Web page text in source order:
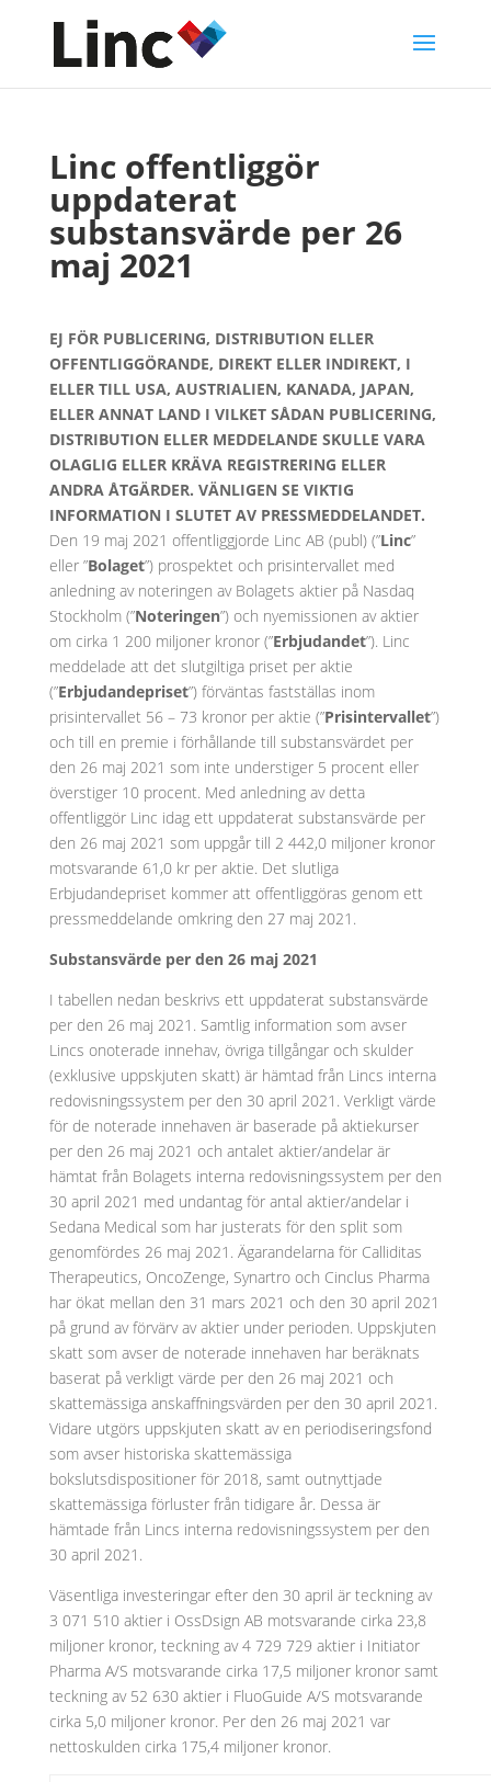
Linc offentliggör
uppdaterat
substansvärde per 26
maj 2021
EJ FÖR PUBLICERING, DISTRIBUTION ELLER
OFFENTLIGGÖRANDE, DIREKT ELLER INDIREKT, I
ELLER TILL USA, AUSTRIALIEN, KANADA, JAPAN,
ELLER ANNAT LAND I VILKET SÅDAN PUBLICERING,
DISTRIBUTION ELLER MEDDELANDE SKULLE VARA
OLAGLIG ELLER KRÄVA REGISTRERING ELLER
ANDRA ÅTGÄRDER. VÄNLIGEN SE VIKTIG
INFORMATION I SLUTET AV PRESSMEDDELANDET.
Den 19 maj 2021 offentliggjorde Linc AB (publ) (”Linc”
eller ”Bolaget”) prospektet och prisintervallet med
anledning av noteringen av Bolagets aktier på Nasdaq
Stockholm (”Noteringen”) och nyemissionen av aktier
om cirka 1 200 miljoner kronor (”Erbjudandet”). Linc
meddelade att det slutgiltiga priset per aktie
(”Erbjudandepriset”) förväntas fastställas inom
prisintervallet 56 – 73 kronor per aktie (”Prisintervallet”)
och till en premie i förhållande till substansvärdet per
den 26 maj 2021 som inte understiger 5 procent eller
överstiger 10 procent. Med anledning av detta
offentliggör Linc idag ett uppdaterat substansvärde per
den 26 maj 2021 som uppgår till 2 442,0 miljoner kronor
motsvarande 61,0 kr per aktie. Det slutliga
Erbjudandepriset kommer att offentliggöras genom ett
pressmeddelande omkring den 27 maj 2021.
Substansvärde per den 26 maj 2021
I tabellen nedan beskrivs ett uppdaterat substansvärde
per den 26 maj 2021. Samtlig information som avser
Lincs onoterade innehav, övriga tillgångar och skulder
(exklusive uppskjuten skatt) är hämtad från Lincs interna
redovisningssystem per den 30 april 2021. Verkligt värde
för de noterade innehaven är baserade på aktiekurser
per den 26 maj 2021 och antalet aktier/andelar är
hämtat från Bolagets interna redovisningssystem per den
30 april 2021 med undantag för antal aktier/andelar i
Sedana Medical som har justerats för den split som
genomfördes 26 maj 2021. Ägarandelarna för Calliditas
Therapeutics, OncoZenge, Synartro och Cinclus Pharma
har ökat mellan den 31 mars 2021 och den 30 april 2021
på grund av förvärv av aktier under perioden. Uppskjuten
skatt som avser de noterade innehaven har beräknats
baserat på verkligt värde per den 26 maj 2021 och
skattemässiga anskaffningsvärden per den 30 april 2021.
Vidare utgörs uppskjuten skatt av en periodiseringsfond
som avser historiska skattemässiga
bokslutsdispositioner för 2018, samt outnyttjade
skattemässiga förluster från tidigare år. Dessa är
hämtade från Lincs interna redovisningssystem per den
30 april 2021.
Väsentliga investeringar efter den 30 april är teckning av
3 071 510 aktier i OssDsign AB motsvarande cirka 23,8
miljoner kronor, teckning av 4 729 729 aktier i Initiator
Pharma A/S motsvarande cirka 17,5 miljoner kronor samt
teckning av 52 630 aktier i FluoGuide A/S motsvarande
cirka 5,0 miljoner kronor. Per den 26 maj 2021 var
nettoskulden cirka 175,4 miljoner kronor.